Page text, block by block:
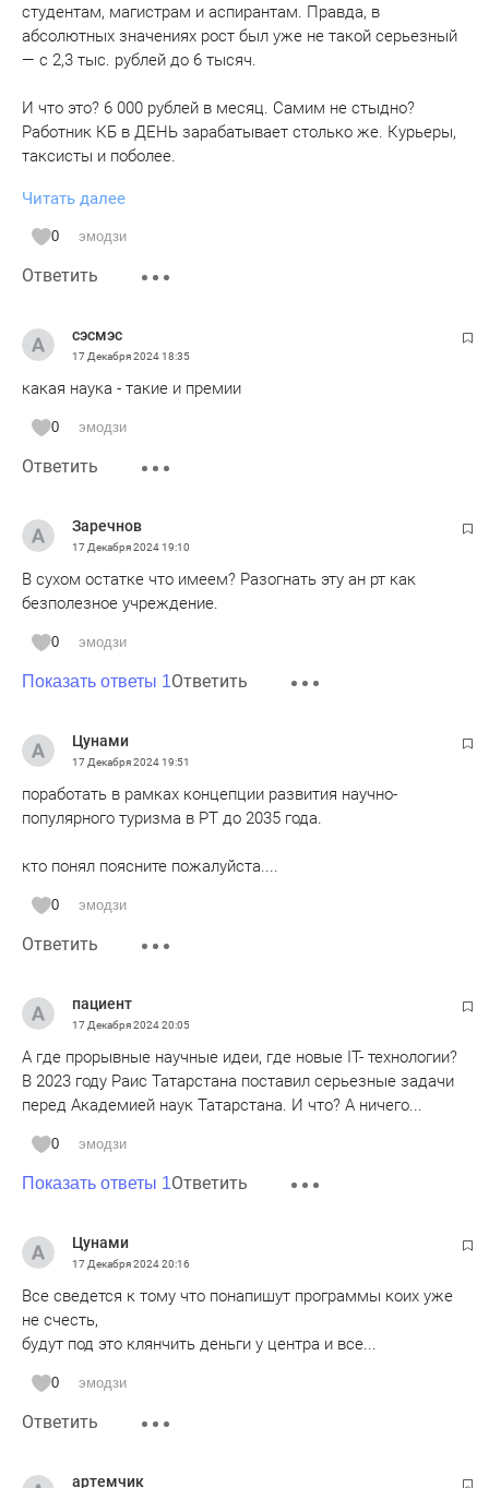
студентам, магистрам и аспирантам. Правда, в
абсолютных значениях рост был уже не такой серьезный
— с 2,3 тыс. рублей до 6 тысяч.
И что это? 6 000 рублей в месяц. Самим не стыдно?
Работник КБ в ДЕНЬ зарабатывает столько же. Курьеры,
таксисты и поболее.
Стипенлия 60 долларов в месяц, то есть ДВА ДОЛЛАРА в
день. Это уровень самых нищих африканских стран! Этого
не хватит даже оплатить коммуналку, не говоря о
проживании!
Читать далее
0 эмодзи
Ответить
сэсмэс
17 Декабря 202418:35
какая наука - такие и премии
0 эмодзи
Ответить
Заречнов
17 Декабря 202419:10
В сухом остатке что имеем? Разогнать эту ан рт как
безполезное учреждение.
0 эмодзи
Показать ответы 1Ответить
Цунами
17 Декабря 202419:51
поработать в рамках концепции развития научно-
популярного туризма в РТ до 2035 года.
кто понял поясните пожалуйста....
0 эмодзи
Ответить
пациент
17 Декабря 202420:05
А где прорывные научные идеи, где новые IT- технологии?
В 2023 году Раис Татарстана поставил серьезные задачи
перед Академией наук Татарстана. И что? А ничего...
0 эмодзи
Показать ответы 1Ответить
Цунами
17 Декабря 202420:16
Все сведется к тому что понапишут программы коих уже
не счесть,
будут под это клянчить деньги у центра и все...
0 эмодзи
Ответить
артемчик